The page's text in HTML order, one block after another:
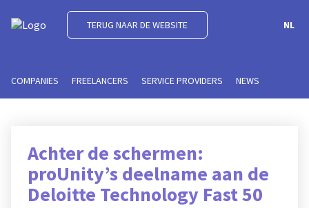
TERUG NAAR DE WEBSITE NL
COMPANIES FREELANCERS SERVICE PROVIDERS NEWS
Achter de schermen:
proUnity’s deelname aan de
Deloitte Technology Fast 50